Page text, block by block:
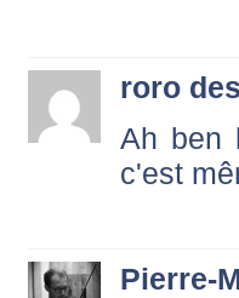
roro
Ah ben
c'est
Pierre-